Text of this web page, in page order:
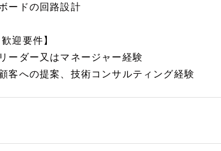
ードの回路設計
迎要件】
ーダー又はマネージャー経験
客への提案、技術コンサルティング経験